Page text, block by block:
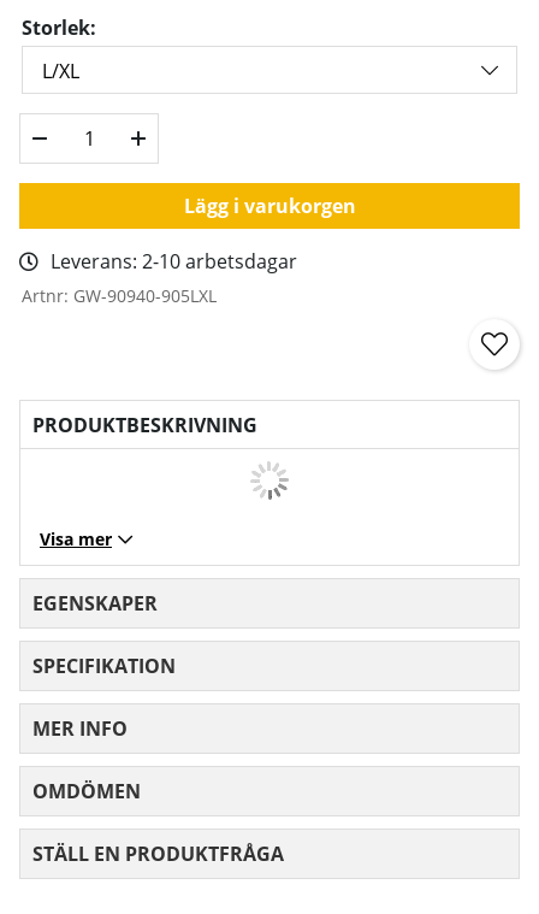
Storlek:
Lägg i varukorgen
Leverans: 2-10 arbetsdagar
Artnr: GW-90940-905LXL
PRODUKTBESKRIVNING
Visa mer
EGENSKAPER
SPECIFIKATION
MER INFO
OMDÖMEN
STÄLL EN PRODUKTFRÅGA